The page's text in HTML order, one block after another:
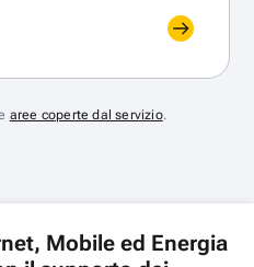
aree coperte dal servizio.
Mobile ed Energia